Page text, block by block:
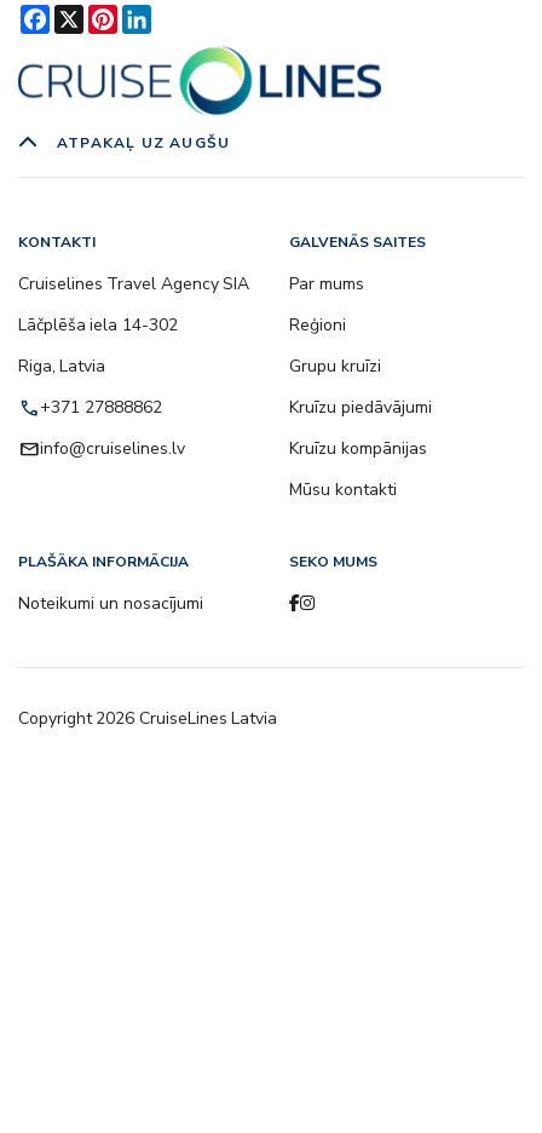
Facebook
X Pinterest
ATPAKAĻ UZ AUGŠU
KONTAKTI
Cruiselines Travel Agency SIA
Lāčplēša iela 14-302
Riga, Latvia
call+371 27888862
emailinfo@cruiselines.lv
GALVENĀS SAITES
Par mums
Reģioni
Grupu kruīzi
Kruīzu piedāvājumi
Kruīzu kompānijas
Mūsu kontakti
PLAŠĀKA INFORMĀCIJA
Noteikumi un nosacījumi
SEKO MUMS
Copyright2026 CruiseLines Latvia